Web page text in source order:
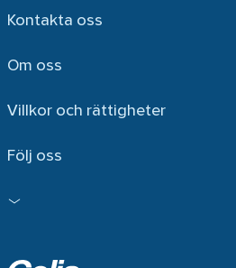
Kontakta oss
Om oss
Villkor och rättigheter
Följ oss